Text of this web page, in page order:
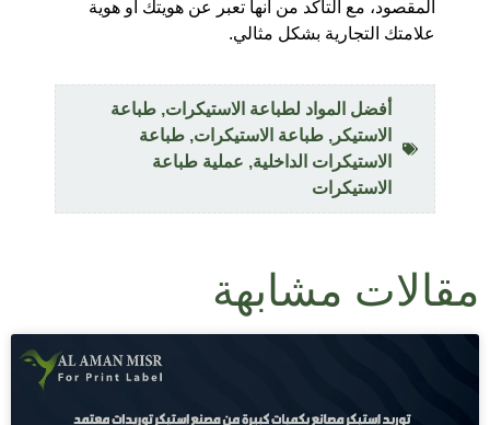
المقصود، مع التأكد من أنها تعبر عن هويتك أو هوية
علامتك التجارية بشكل مثالي.
أفضل المواد لطباعة الاستيكرات, طباعة
الاستيكر , طباعة الاستيكرات, طباعة
الاستيكرات الداخلية, عملية طباعة
الاستيكرات
مقالات مشابهة